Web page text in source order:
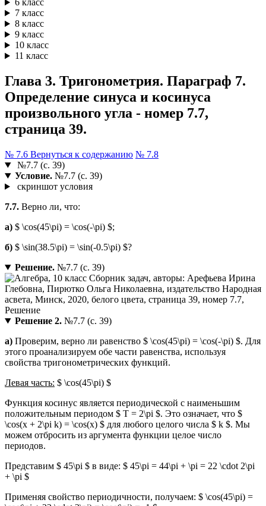
6 класс
7 класс
8 класс
9 класс
10 класс
11 класс
Глава 3. Тригонометрия. Параграф 7.
Определение синуса и косинуса
произвольного угла - номер 7.7,
страница 39.
№ 7.6 Вернуться к содержанию № 7.8
№7.7 (с. 39)
Условие.№7.7 (с. 39)
скриншот условия
7.7. Верно ли, что:
а) $ \cos(45\pi) = \cos(-\pi) $;
б) $ \sin(38.5\pi) = \sin(-0.5\pi) $?
Решение.№7.7 (с. 39)
Решение 2.№7.7 (с. 39)
а) Проверим, верно ли равенство $ \cos(45\pi) = \cos(-\pi) $. Для
этого проанализируем обе части равенства, используя
свойства тригонометрических функций.
Левая часть: $ \cos(45\pi) $
Функция косинус является периодической с наименьшим
положительным периодом $ T = 2\pi $. Это означает, что $
\cos(x + 2\pi k) = \cos(x) $ для любого целого числа $ k $. Мы
можем отбросить из аргумента функции целое число
периодов.
Представим $ 45\pi $ в виде: $ 45\pi = 44\pi + \pi = 22 \cdot 2\pi
+ \pi $
Применяя свойство периодичности, получаем: $ \cos(45\pi) =